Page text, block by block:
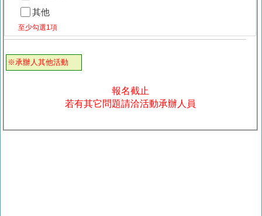
其他
至少勾選1項
※承辦人其他活動
報名截止
若有其它問題請洽活動承辦人員